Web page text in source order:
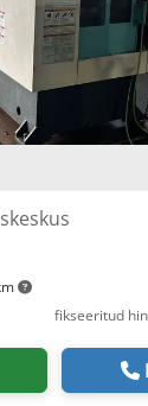
fikseeritud